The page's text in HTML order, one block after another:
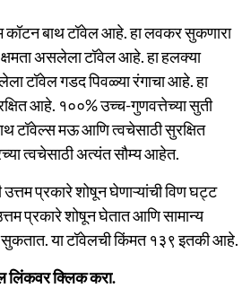
बाथ टॉवेल आहे. हा लवकर सुकणारा
असलेला टॉवेल आहे. हा हलक्या
टॉवेल गडद पिवळ्या रंगाचा आहे. हा
आहे. १००% उच्च-गुणवत्तेच्या सुती
टॉवेल्स मऊ आणि त्वचेसाठी सुरक्षित
त्वचेसाठी अत्यंत सौम्य आहेत.
प्रकारे शोषून घेणाऱ्यांची विण घट्ट
प्रकारे शोषून घेतात आणि सामान्य
या टॉवेलची किंमत १३९ इतकी आहे.
लिंकवर क्लिक करा.